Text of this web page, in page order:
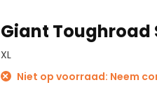
Giant Toughroad
XL
Niet op voorraad: Neem